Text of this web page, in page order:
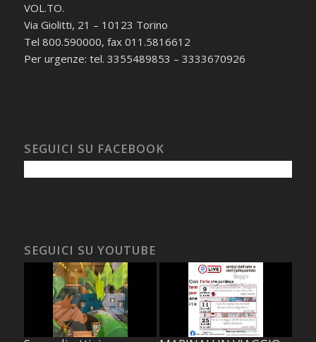
VOL.TO.
Via Giolitti, 21 – 10123 Torino
Tel 800.590000, fax 011.5816612
Per urgenze: tel. 3355489853 – 3333670926
SEGUICI SU FACEBOOK
SEGUICI SU YOUTUBE